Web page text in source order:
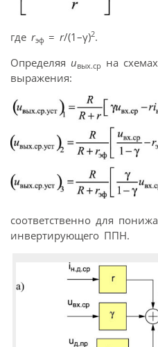
где rэф = r/(1–γ)2.
Определяя uвых.ср на
выражения:
соответственно для
инвертирующего ППН.